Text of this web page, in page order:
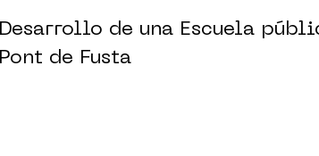
Desarrollo de una Escuela
Pont de Fusta